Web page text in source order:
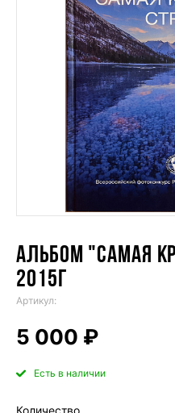
АЛЬБОМ "САМАЯ
2015Г
Артикул:
5 000 ₽
Есть в наличии
Количество